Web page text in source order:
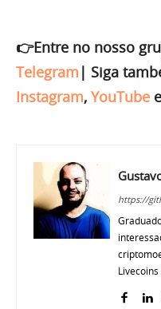
👉Entre no nosso
Telegram | Siga
Instagram, YouTube e
https://
Livecoins